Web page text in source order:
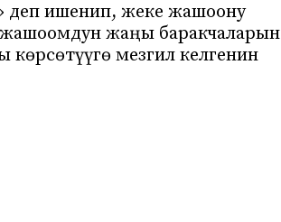
деп ишенип, жеке жашоону
жашоомдун жаңы баракчаларын
мезгил келгенин